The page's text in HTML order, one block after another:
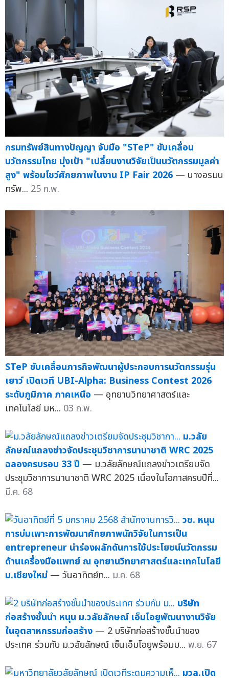
กรมทรัพย์สินทางปัญญา จับมือ "STeP" ขับเคลื่อน
นวัตกรรมไทย มุ่งเป้า "เปลี่ยนงานวิจัยเป็นนวัตกรรมมูลค่า
สูง" พร้อมโชว์ศักยภาพในงาน IP Fair 2026 — นางอรมน
ทรัพ... 25 ก.พ.
STeP ขับเคลื่อนภารกิจพัฒนาผู้ประกอบการนวัตกรรมรุ่น
เยาว์ เปิดเวที UBI-Alpha: Business Contest 2026
ระดับภูมิภาค ภาคเหนือ — อุทยานวิทยาศาสตร์และ
เทคโนโลยี มห... 03 ก.พ.
ม.วลัย
ลักษณ์แถลงข่าวจัดประชุมวิชาการนานาชาติ WRC 2025
ฉลองครบรอบ 33 ปี — ม.วลัยลักษณ์แถลงข่าวเตรียมจัด
ประชุมวิชาการนานาชาติ WRC 2025 เนื่องในโอกาสครบปีที่...
มี.ค. 68
วช. หนุน
การบ่มเพาะการพัฒนาศักยภาพนักวิจัยในการเป็น
entrepreneur นำร่องผลักดันการใช้ประโยชน์นวัตกรรม
ด้านเครื่องมือแพทย์ ณ อุทยานวิทยาศาสตร์และเทคโนโลยี
ม.เชียงใหม่ — วันอาทิตย์ท... ม.ค. 68
บริษัท
ก่อสร้างชั้นนำ หนุน ม.วลัยลักษณ์ เอ็มโอยูพัฒนางานวิจัย
ในอุตสาหกรรมก่อสร้าง — 2 บริษัทก่อสร้างชั้นนำของ
ประเทศ ร่วมกับ ม.วลัยลักษณ์ เซ็นเอ็มโอยูพร้อมม... พ.ย. 67
มวล.เปิด